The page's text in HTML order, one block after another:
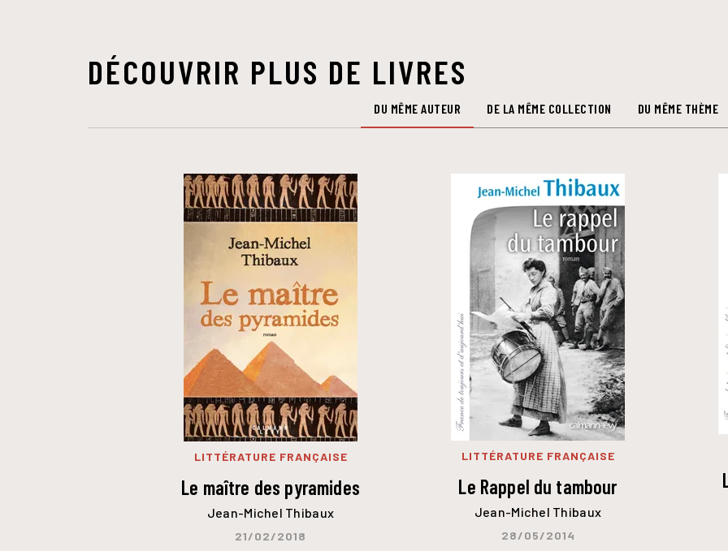
DÉCOUVRIR PLUS DE LIVRES
DU MÊME AUTEUR DE LA MÊME COLLECTION DU MÊME THÈME
LITTÉRATURE FRANÇAISE
Le maître des pyramides
Jean-Michel Thibaux
21/02/2018
LITTÉRATURE FRANÇAISE
Le Rappel du tambour
Jean-Michel Thibaux
28/05/2014